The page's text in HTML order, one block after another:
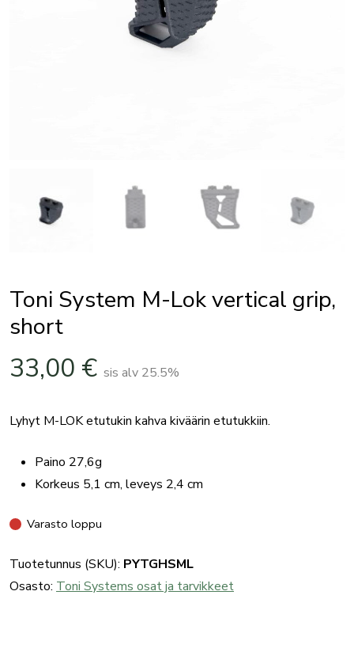
Toni System M-Lok vertical grip,
short
33,00 € sis alv 25.5%
Lyhyt M-LOK etutukin kahva kiväärin etutukkiin.
Paino 27,6g
Korkeus 5,1 cm, leveys 2,4 cm
Varasto loppu
Tuotetunnus (SKU): PYTGHSML
Osasto: Toni Systems osat ja tarvikkeet